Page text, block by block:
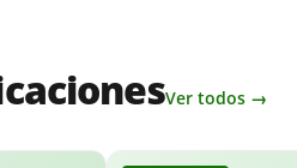
Ver todos →